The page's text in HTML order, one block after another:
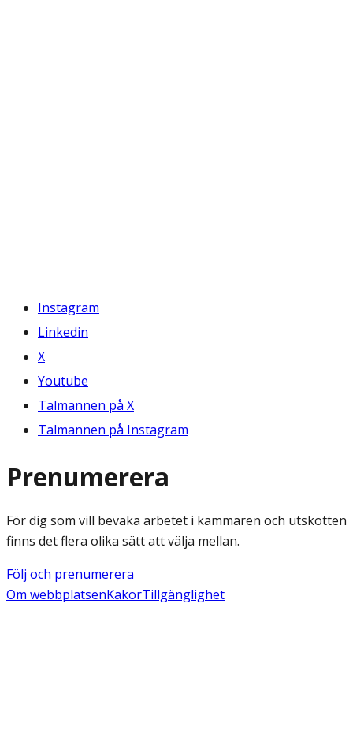
Instagram
Linkedin
X
Youtube
Talmannen på X
Talmannen på Instagram
Prenumerera
För dig som vill bevaka arbetet i kammaren och utskotten
finns det flera olika sätt att välja mellan.
Följ och prenumerera
Om webbplatsenKakorTillgänglighet